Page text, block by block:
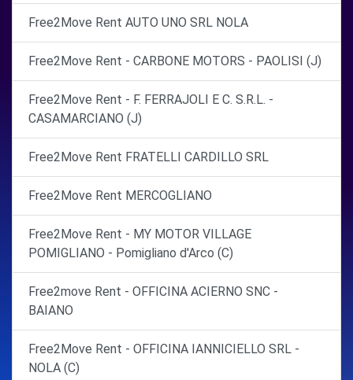
Free2Move Rent AUTO UNO SRL NOLA
Free2Move Rent - CARBONE MOTORS - PAOLISI (J)
Free2Move Rent - F. FERRAJOLI E C. S.R.L. -
CASAMARCIANO (J)
Free2Move Rent FRATELLI CARDILLO SRL
Free2Move Rent MERCOGLIANO
Free2Move Rent - MY MOTOR VILLAGE
POMIGLIANO - Pomigliano d'Arco (C)
Free2move Rent - OFFICINA ACIERNO SNC -
BAIANO
Free2Move Rent - OFFICINA IANNICIELLO SRL -
NOLA (C)